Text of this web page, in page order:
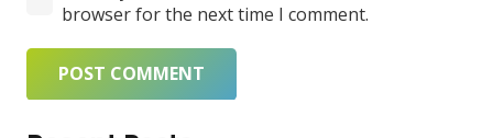
browser for the next time I comment.
POST COMMENT